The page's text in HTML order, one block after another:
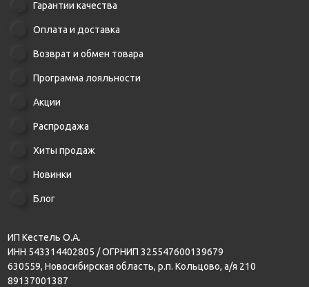
Гарантии качества
Оплата и доставка
Возврат и обмен товара
Программа лояльности
Акции
Распродажа
Хиты продаж
Новинки
Блог
ИП Кестель О.А.
ИНН 543314402805 / ОГРНИП 325547600139679
630559, Новосибирская область, р.п. Кольцово, а/я 210
89137001387